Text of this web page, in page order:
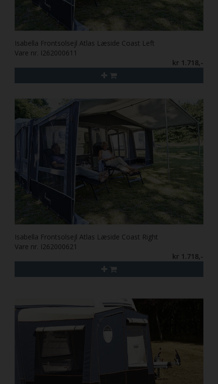
Isabella Frontsolsejl Atlas Læside Coast Left
Vare nr. I262000611
kr 1.718,-
Isabella Frontsolsejl Atlas Læside Coast Right
Vare nr. I262000621
kr 1.718,-